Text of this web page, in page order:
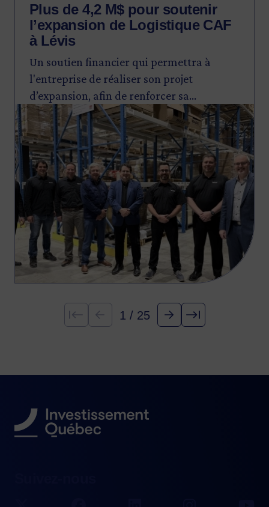
Plus de 4,2 M$ pour soutenir
l’expansion de Logistique CAF
à Lévis
Un soutien financier qui permettra à
l'entreprise de réaliser son projet
d’expansion, afin de renforcer sa
compétitivité.
Image
Premier(e)
Précédent
1 / 25
SuivantDernier